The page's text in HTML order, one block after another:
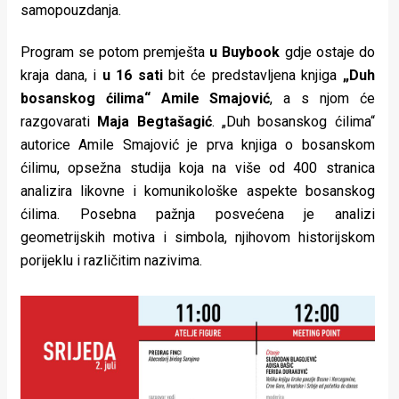
samopouzdanja.
Program se potom premješta u Buybook gdje ostaje do
kraja dana, i u 16 satibit će predstavljena knjiga „Duh
bosanskog ćilima“ Amile Smajović, a s njom će
razgovarati Maja Begtašagić. „Duh bosanskog ćilima“
autorice Amile Smajović je prva knjiga o bosanskom
ćilimu, opsežna studija koja na više od 400 stranica
analizira likovne i komunikološke aspekte bosanskog
ćilima. Posebna pažnja posvećena je analizi
geometrijskih motiva i simbola, njihovom historijskom
porijeklu i različitim nazivima.